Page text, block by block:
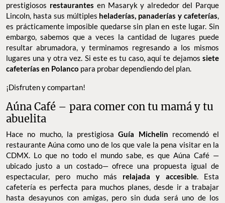
prestigiosos restaurantes en Masaryk y alrededor del Parque
Lincoln, hasta sus múltiples heladerías, panaderías y cafeterías,
es prácticamente imposible quedarse sin plan en este lugar. Sin
embargo, sabemos que a veces la cantidad de lugares puede
resultar abrumadora, y terminamos regresando a los mismos
lugares una y otra vez. Si este es tu caso, aquí te dejamos siete
cafeterías en Polanco para probar dependiendo del plan.
¡Disfruten y compartan!
Aúna Café – para comer con tu mamá y tu
abuelita
Hace no mucho, la prestigiosaGuía Michelin recomendó el
restaurante Aúna como uno de los que vale la pena visitar en la
CDMX. Lo que no todo el mundo sabe, es que Aúna Café —
ubicado justo a un costado— ofrece una propuesta igual de
espectacular, pero mucho más relajada y accesible. Esta
cafetería es perfecta para muchos planes, desde ir a trabajar
hasta desayunos con amigas, pero sin duda será uno de los